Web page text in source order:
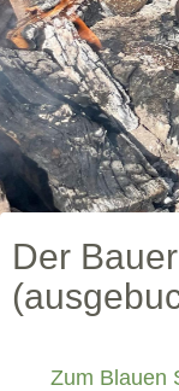
Der
Zum Blauen